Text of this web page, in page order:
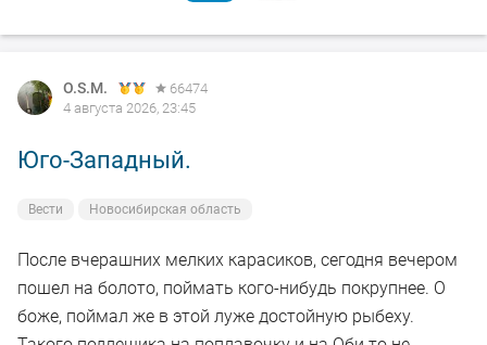
O.S.M.
66474
4 августа 2026, 23:45
Юго-Западный.
Вести Новосибирская область
После вчерашних мелких карасиков, сегодня вечером
пошел на болото, поймать кого-нибудь покрупнее. О
боже, поймал же в этой луже достойную рыбеху.